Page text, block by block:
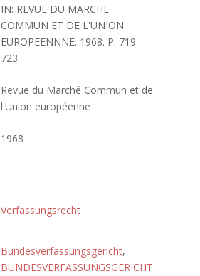
IN: REVUE DU MARCHE
COMMUN ET DE L'UNION
EUROPEENNNE. 1968. P. 719 -
723.
Revue du Marché Commun et de
l'Union européenne
1968
Verfassungsrecht
Bundesverfassungsgericht,
BUNDESVERFASSUNGSGERICHT,